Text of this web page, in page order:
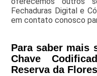
Fechaduras Digital e
em contato conosco
Para saber mais
Chave
Reserva da